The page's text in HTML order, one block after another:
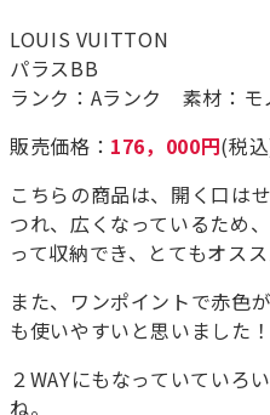
LOUIS VUITTON
パラスBB
ランク：Aランク 素材：モ
販売価格： 176，000円(税
こちらの商品は、開く口は
つれ、広くなっているため
って収納でき、とてもオスス
また、ワンポイントで赤色
も使いやすいと思いました！
２WAYにもなっていていろ
ね。